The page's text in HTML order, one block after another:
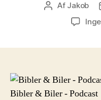
Af Jakob
Bibler & Biler - Podcast